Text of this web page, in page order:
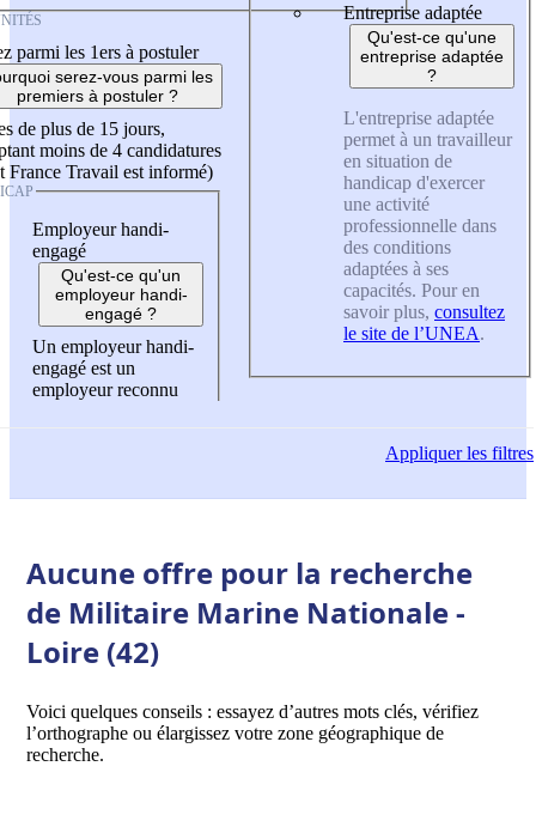
parmi les 1ers à postuler
serez-vous parmi les
premiers à postuler ?
de plus de 15 jours,
moins de 4 candidatures
France Travail est informé)
Employeur handi-
engagé
Qu'est-ce qu'un
employeur handi-
engagé ?
Un employeur handi-
engagé est un
employeur reconnu
Entreprise adaptée
Qu'est-ce qu'une
entreprise adaptée
?
L'entreprise adaptée
permet à un travailleur
en situation de
handicap d'exercer
une activité
professionnelle dans
des conditions
adaptées à ses
capacités. Pour en
savoir plus, consultez
le site de l’UNEA.
Appliquerles filtres
Aucune offre pour la recherche
de Militaire Marine Nationale -
Loire (42)
Voici quelques conseils : essayez d’autres mots clés, vérifiez
l’orthographe ou élargissez votre zone géographique de
recherche.